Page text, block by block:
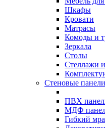
Шкафы
Кровати
Матрасы
Комоды и
Зеркала
Столы
Стеллажи
Стеновые панели
ПВХ
МДФ
Гибкий